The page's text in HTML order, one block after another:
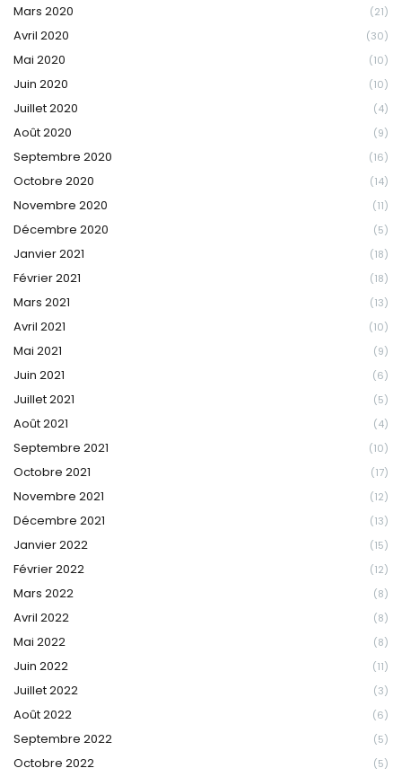
Mars 2020 (21)
Avril 2020 (30)
Mai 2020 (10)
Juin 2020 (10)
Juillet 2020 (4)
Août 2020 (9)
Septembre 2020 (16)
Octobre 2020 (14)
Novembre 2020 (11)
Décembre 2020 (5)
Janvier 2021 (18)
Février 2021 (18)
Mars 2021 (13)
Avril 2021 (10)
Mai 2021 (9)
Juin 2021 (6)
Juillet 2021 (5)
Août 2021 (4)
Septembre 2021 (10)
Octobre 2021 (17)
Novembre 2021 (12)
Décembre 2021 (13)
Janvier 2022 (15)
Février 2022 (12)
Mars 2022 (8)
Avril 2022 (8)
Mai 2022 (8)
Juin 2022 (11)
Juillet 2022 (3)
Août 2022 (6)
Septembre 2022 (5)
Octobre 2022 (5)